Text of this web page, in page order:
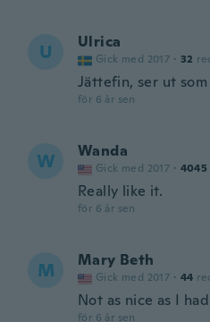
U Ulrica
Gick med 2017 · 32
Jättefin, ser ut
för 6 år sen
W Wanda
Gick med 2017 · 4045
Really like it.
för 6 år sen
M Mary Beth
Gick med 2017 · 44
Not as nice as I
för 6 år sen